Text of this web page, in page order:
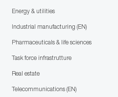
Energy & utilities
Industrial manufacturing (EN)
Pharmaceuticals & life sciences
Task force infrastrutture
Real estate
Telecommunications (EN)